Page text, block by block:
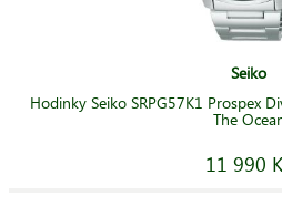
Seiko
Hodinky Seiko SRPG57K1 Prospex
The
11 990